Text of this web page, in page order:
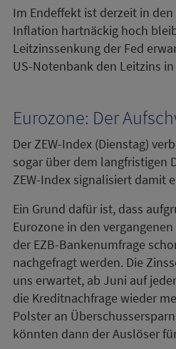
Im Endeffekt ist derzeit in
Inflation hartnäckig hoch
Leitzinssenkung der Fed
US-Notenbank den Leitzins
Eurozone: Der
Der ZEW-Index (Dienstag)
sogar über dem langfristigen
ZEW-Index signalisiert damit
Ein Grund dafür ist, dass
Eurozone in den
der EZB-Bankenumfrage
nachgefragt werden. Die
uns erwartet, ab Juni auf
die Kreditnachfrage wieder
Polster an
könnten dann der Auslöser